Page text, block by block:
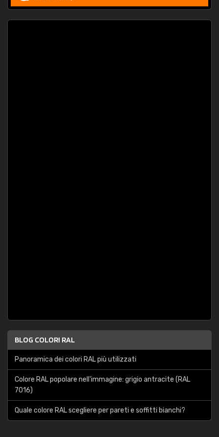
BLOG COLORI RAL
Panoramica dei colori RAL più utilizzati
Colore RAL popolare nell'immagine: grigio antracite (RAL
7016)
Quale colore RAL scegliere per pareti e soffitti bianchi?